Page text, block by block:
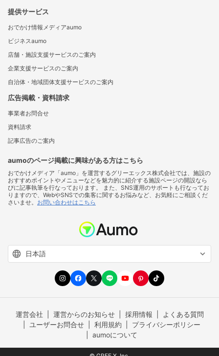
提供サービス
おでかけ情報メディアaumo
ビジネスaumo
店舗・施設支援サービスのご案内
企業支援サービスのご案内
自治体・地域団体支援サービスのご案内
広告掲載・資料請求
事業者お問合せ
資料請求
記事広告のご案内
aumoのページ掲載に興味がある方はこちら
おでかけメディア「aumo」を運営するグリーエックス株式会社では、施設の
おすすめポイントやメニューなどを魅力的に紹介する施設ページの開設なら
びに記事執筆を行なっております。 また、SNS運用のサポートも行なってお
りますので、WebやSNSでの集客に関するお悩みなど、お気軽にご相談くだ
さいませ。 お問い合わせはこちら
運営会社 運営からのお知らせ 採用情報
よくある質問
ユーザーお問合せ
利用規約
プライバシーポリシー
aumoについて